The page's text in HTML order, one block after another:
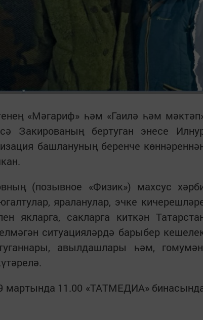
«Мәгариф» һәм «Гаилә һәм
Закированың бертуган энесе
башлануның беренче
(позывное «Физик») махсус
яраланулар, эчке
якларга, сакларга киткән
ситуацияләрдә барыбер
авылдашлары һәм,
мартында 11.00 «ТАТМЕДИА»